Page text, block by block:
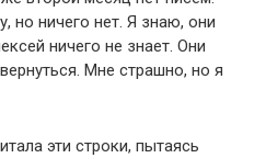
но ничего нет. Я знаю, они
ничего не знает. Они
Мне страшно, но я
эти строки, пытаясь